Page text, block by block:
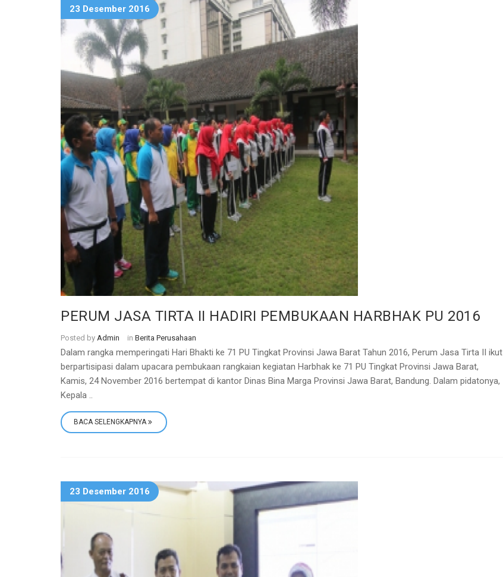
23 Desember 2016
PERUM JASA TIRTA II HADIRI PEMBUKAAN HARBHAK PU 2016
Posted by Admin in Berita Perusahaan
Dalam rangka memperingati Hari Bhakti ke 71 PU Tingkat Provinsi Jawa Barat Tahun 2016, Perum Jasa Tirta II ikut
berpartisipasi dalam upacara pembukaan rangkaian kegiatan Harbhak ke 71 PU Tingkat Provinsi Jawa Barat,
Kamis, 24 November 2016 bertempat di kantor Dinas Bina Marga Provinsi Jawa Barat, Bandung. Dalam pidatonya,
Kepala ..
BACA SELENGKAPNYA
23 Desember 2016